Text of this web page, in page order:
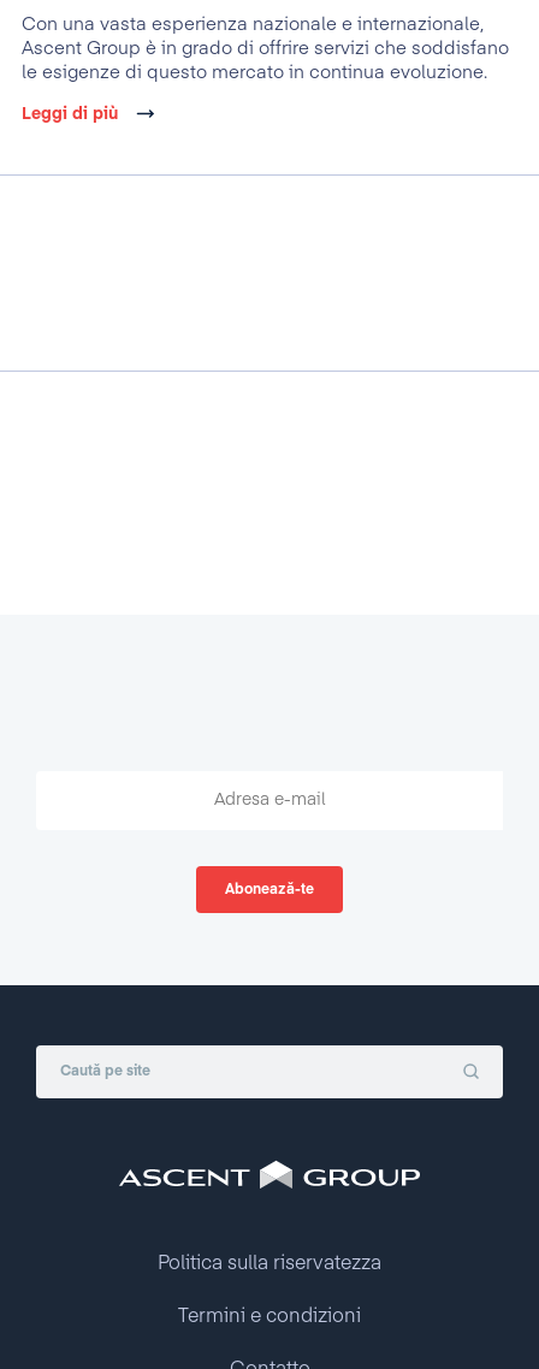
Con una vasta esperienza nazionale e internazionale,
Ascent Group è in grado di offrire servizi che soddisfano
le esigenze di questo mercato in continua evoluzione.
Leggi di più
Politica sulla riservatezza
Termini e condizioni